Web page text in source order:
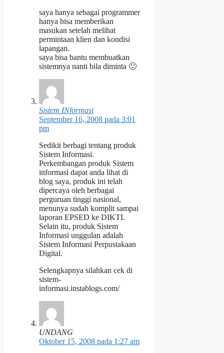
saya hanya sebagai programmer
hanya bisa memberikan
masukan setelah melihat
permintaan klien dan kondisi
lapangan.
saya bisa bantu membuatkan
sistemnya nanti bila diminta 🙂
Sistem INformasi
September 16, 2008 pada 3:01
pm
Sedikit berbagi tentang produk
Sistem Informasi.
Perkembangan produk Sistem
informasi dapat anda lihat di
blog saya, produk ini telah
dipercaya oleh berbagai
perguruan tinggi nasional,
menunya sudah komplit sampai
laporan EPSED ke DIKTI.
Selain itu, produk Sistem
Informasi unggulan adalah
Sistem Informasi Perpustakaan
Digital.
Selengkapnya silahkan cek di
sistem-
informasi.instablogs.com/
UNDANG
Oktober 15, 2008 pada 1:27 am